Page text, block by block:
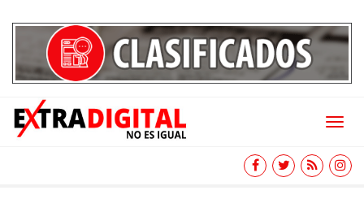
Toggle